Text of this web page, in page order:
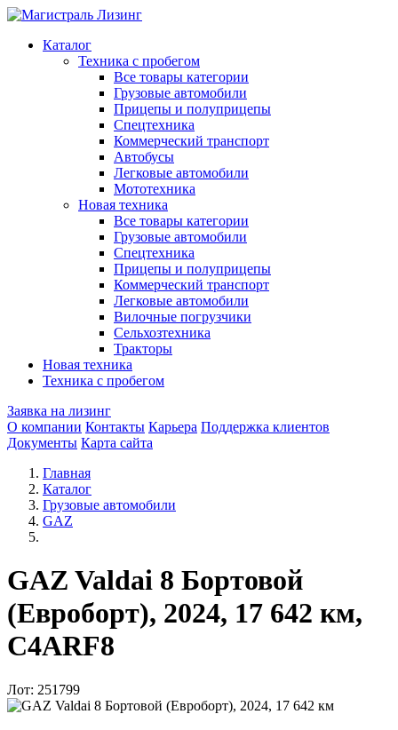
Каталог
Техника с пробегом
Все товары категории
Грузовые автомобили
Прицепы и полуприцепы
Спецтехника
Коммерческий транспорт
Автобусы
Легковые автомобили
Мототехника
Новая техника
Все товары категории
Грузовые автомобили
Спецтехника
Прицепы и полуприцепы
Коммерческий транспорт
Легковые автомобили
Вилочные погрузчики
Сельхозтехника
Тракторы
Новая техника
Техника с пробегом
Заявка на лизинг
О компании Контакты Карьера Поддержка клиентов
Документы Карта сайта
Главная
Каталог
Грузовые автомобили
GAZ
GAZ Valdai 8 Бортовой
(Евроборт), 2024, 17 642 км,
C4ARF8
Лот: 251799